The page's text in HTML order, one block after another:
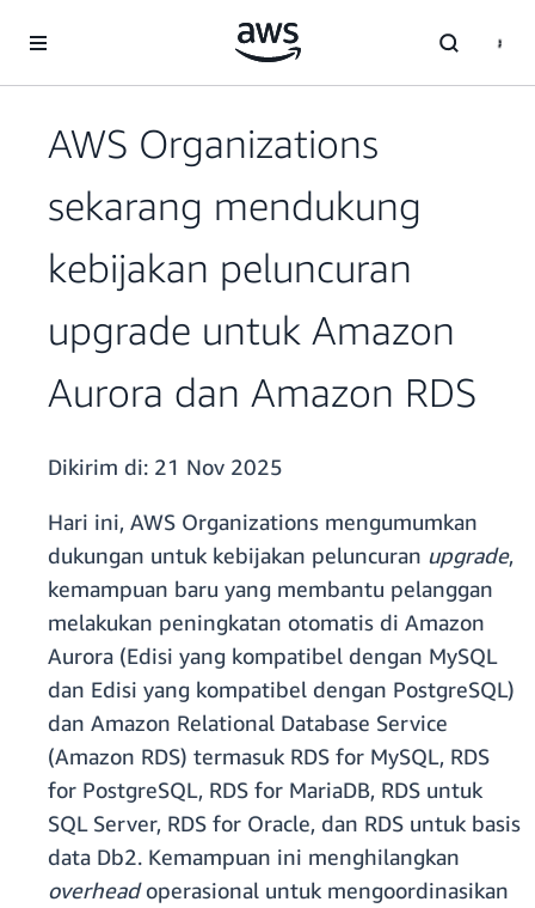
AWS Organizations
sekarang mendukung
kebijakan peluncuran
upgrade untuk Amazon
Aurora dan Amazon RDS
Dikirim di: 21 Nov 2025
Hari ini, AWS Organizations mengumumkan
dukungan untuk kebijakan peluncuran upgrade,
kemampuan baru yang membantu pelanggan
melakukan peningkatan otomatis di Amazon
Aurora (Edisi yang kompatibel dengan MySQL
dan Edisi yang kompatibel dengan PostgreSQL)
dan Amazon Relational Database Service
(Amazon RDS) termasuk RDS for MySQL, RDS
for PostgreSQL, RDS for MariaDB, RDS untuk
SQL Server, RDS for Oracle, dan RDS untuk basis
data Db2. Kemampuan ini menghilangkan
overheadoperasional untuk mengoordinasikan